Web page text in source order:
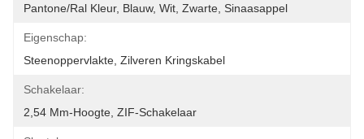
Pantone/ral Kleur, Blauw, Wit, Zwarte, Sinaasappel
Eigenschap:
Steenoppervlakte, Zilveren Kringskabel
Schakelaar:
2,54 Mm-Hoogte, ZIF-Schakelaar